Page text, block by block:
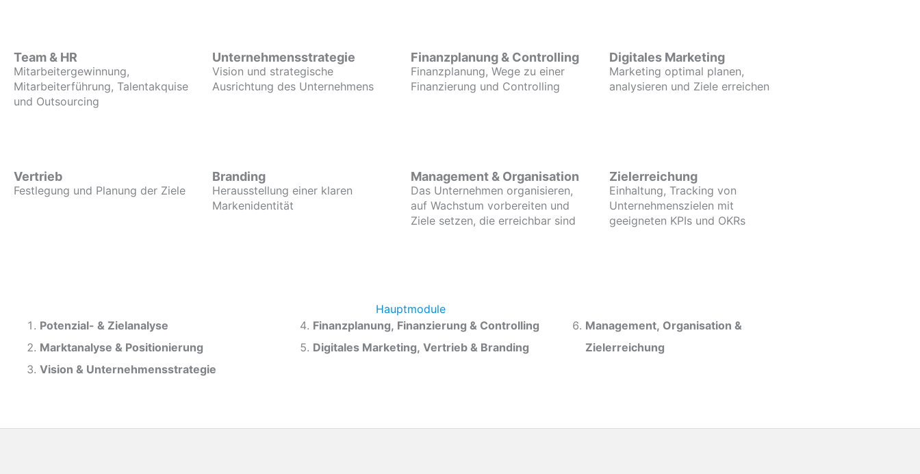
Team & HR
Mitarbeitergewinnung,
Mitarbeiterführung, Talentakquise
und Outsourcing
Unternehmensstrategie
Vision und strategische
Ausrichtung des Unternehmens
Finanzplanung & Controlling
Finanzplanung, Wege zu einer
Finanzierung und Controlling
Digitales Marketing
Marketing optimal planen,
analysieren und Ziele erreichen
Vertrieb
Festlegung und Planung der Ziele
Branding
Herausstellung einer klaren
Markenidentität
Management & Organisation
Das Unternehmen organisieren,
auf Wachstum vorbereiten und
Ziele setzen, die erreichbar sind
Zielerreichung
Einhaltung, Tracking von
Unternehmenszielen mit
geeigneten KPIs und OKRs
Hauptmodule
Potenzial- & Zielanalyse
Marktanalyse & Positionierung
Vision & Unternehmensstrategie
Finanzplanung, Finanzierung & Controlling
Digitales Marketing, Vertrieb & Branding
Management, Organisation &
Zielerreichung